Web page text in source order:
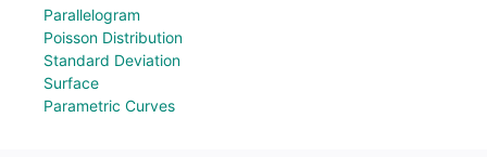
Parallelogram
Poisson Distribution
Standard Deviation
Surface
Parametric Curves